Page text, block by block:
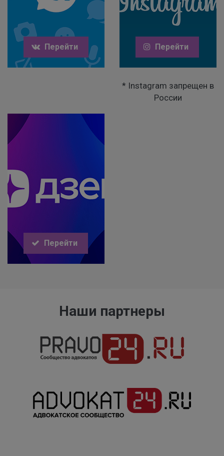
Перейти Перейти
* Instagram запрещен в
России
Перейти
Наши партнеры